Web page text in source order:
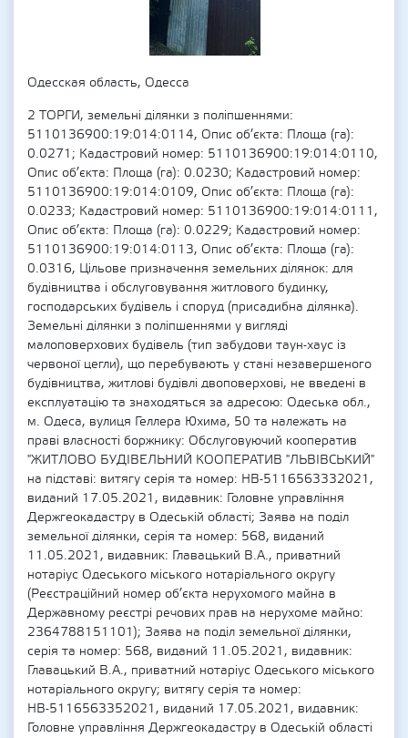
Одесская область, Одесса
2 ТОРГИ, земельні ділянки з поліпшеннями:
5110136900:19:014:0114, Опис об’єкта: Площа (га):
0.0271; Кадастровий номер: 5110136900:19:014:0110,
Опис об’єкта: Площа (га): 0.0230; Кадастровий номер:
5110136900:19:014:0109, Опис об’єкта: Площа (га):
0.0233; Кадастровий номер: 5110136900:19:014:0111,
Опис об’єкта: Площа (га): 0.0229; Кадастровий номер:
5110136900:19:014:0113, Опис об’єкта: Площа (га):
0.0316, Цільове призначення земельних ділянок: для
будівництва і обслуговування житлового будинку,
господарських будівель і споруд (присадибна ділянка).
Земельні ділянки з поліпшеннями у вигляді
малоповерхових будівель (тип забудови таун-хаус із
червоної цегли), що перебувають у стані незавершеного
будівництва, житлові будівлі двоповерхові, не введені в
експлуатацію та знаходяться за адресою: Одеська обл.,
м. Одеса, вулиця Геллера Юхима, 50 та належать на
праві власності боржнику: Обслуговуючий кооператив
"ЖИТЛОВО БУДІВЕЛЬНИЙ КООПЕРАТИВ "ЛЬВІВСЬКИЙ"
на підставі: витягу серія та номер: НВ-5116563332021,
виданий 17.05.2021, видавник: Головне управління
Держгеокадастру в Одеській області; Заява на поділ
земельної ділянки, серія та номер: 568, виданий
11.05.2021, видавник: Главацький В.А., приватний
нотаріус Одеського міського нотаріального округу
(Реєстраційний номер об’єкта нерухомого майна в
Державному реєстрі речових прав на нерухоме майно:
2364788151101); Заява на поділ земельної ділянки,
серія та номер: 568, виданий 11.05.2021, видавник:
Главацький В.А., приватний нотаріус Одеського міського
нотаріального округу; витягу серія та номер:
НВ-5116563352021, виданий 17.05.2021, видавник:
Головне управління Держгеокадастру в Одеській області